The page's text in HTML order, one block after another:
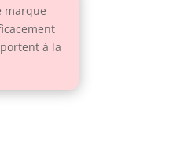
marque
à la